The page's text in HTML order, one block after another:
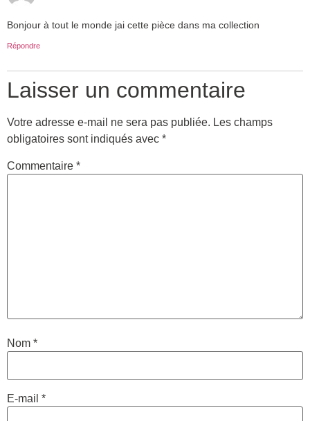
Bonjour à tout le monde jai cette pièce dans ma collection
Répondre
Laisser un commentaire
Votre adresse e-mail ne sera pas publiée. Les champs
obligatoires sont indiqués avec *
Commentaire *
Nom *
E-mail *